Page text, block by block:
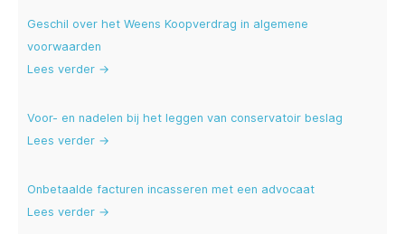
Geschil over het Weens Koopverdrag in algemene
voorwaarden
Lees verder →
Voor- en nadelen bij het leggen van conservatoir beslag
Lees verder →
Onbetaalde facturen incasseren met een advocaat
Lees verder →